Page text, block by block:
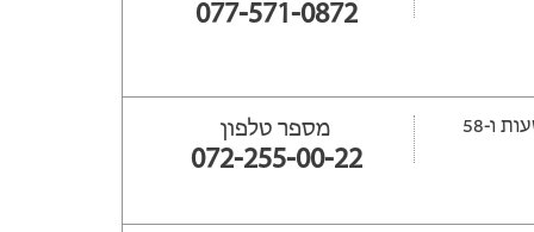
077-571-0872
ייפתח עוד 21 שעות ‫ו-58 מספר טלפון
072-255-00-22